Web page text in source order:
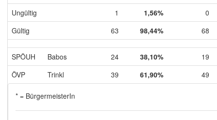
Ungültig
1 1,56%
0
Gültig
63 98,44% 68
SPÖUH Babos 24 38,10%
19
ÖVP
Trinkl 39 61,90% 49
* = BürgermeisterIn